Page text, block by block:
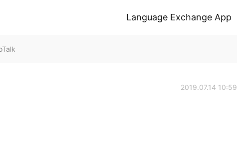
Language Exchange App
2019.07.14 10:59